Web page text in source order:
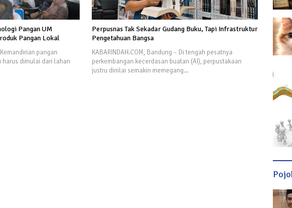
Pangan UM
Pangan Lokal
pangan
dimulai dari lahan
Perpusnas Tak Sekadar Gudang Buku, Tapi Infrastruktur
Pengetahuan Bangsa
KABARINDAH.COM, Bandung – Di tengah pesatnya
perkembangan kecerdasan buatan (AI), perpustakaan
justru dinilai semakin memegang…